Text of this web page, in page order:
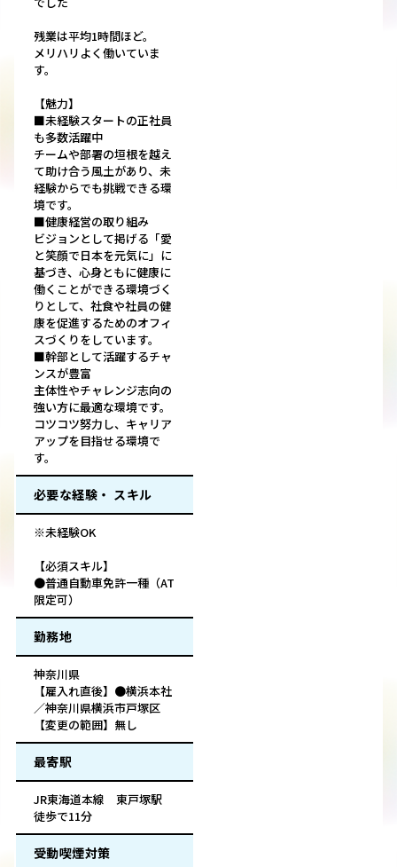
残業は平均1時間ほど。
メリハリよく働いていま
す。
【魅力】
■未経験スタートの正社員
も多数活躍中
チームや部署の垣根を越え
て助け合う風土があり、未
経験からでも挑戦できる環
境です。
■健康経営の取り組み
ビジョンとして掲げる「愛
と笑顔で日本を元気に」に
基づき、心身ともに健康に
働くことができる環境づく
りとして、社食や社員の健
康を促進するためのオフィ
スづくりをしています。
■幹部として活躍するチャ
ンスが豊富
主体性やチャレンジ志向の
強い方に最適な環境です。
コツコツ努力し、キャリア
アップを目指せる環境で
す。
必要な経験・ スキル
※未経験OK
【必須スキル】
●普通自動車免許一種（AT
限定可）
勤務地
神奈川県
【雇入れ直後】●横浜本社
／神奈川県横浜市戸塚区
【変更の範囲】無し
最寄駅
JR東海道本線 東戸塚駅
徒歩で11分
受動喫煙対策